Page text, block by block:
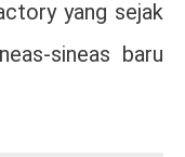
yang sejak
sineas baru